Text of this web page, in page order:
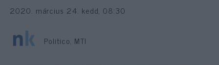
2020. március 24. kedd, 08:30
Politico, MTI